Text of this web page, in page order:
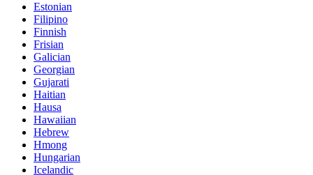
Estonian
Filipino
Finnish
Frisian
Galician
Georgian
Gujarati
Haitian
Hausa
Hawaiian
Hebrew
Hmong
Hungarian
Icelandic